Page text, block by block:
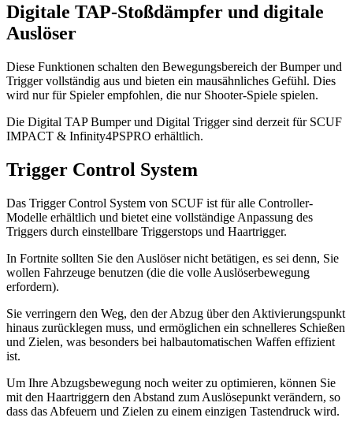
Digitale TAP-Stoßdämpfer und digitale
Auslöser
Diese Funktionen schalten den Bewegungsbereich der Bumper und
Trigger vollständig aus und bieten ein mausähnliches Gefühl. Dies
wird nur für Spieler empfohlen, die nur Shooter-Spiele spielen.
Die Digital TAP Bumper und Digital Trigger sind derzeit für SCUF
IMPACT & Infinity4PSPRO erhältlich.
Trigger Control System
Das Trigger Control System von SCUF ist für alle Controller-
Modelle erhältlich und bietet eine vollständige Anpassung des
Triggers durch einstellbare Triggerstops und Haartrigger.
In Fortnite sollten Sie den Auslöser nicht betätigen, es sei denn, Sie
wollen Fahrzeuge benutzen (die die volle Auslöserbewegung
erfordern).
Sie verringern den Weg, den der Abzug über den Aktivierungspunkt
hinaus zurücklegen muss, und ermöglichen ein schnelleres Schießen
und Zielen, was besonders bei halbautomatischen Waffen effizient
ist.
Um Ihre Abzugsbewegung noch weiter zu optimieren, können Sie
mit den Haartriggern den Abstand zum Auslösepunkt verändern, so
dass das Abfeuern und Zielen zu einem einzigen Tastendruck wird.